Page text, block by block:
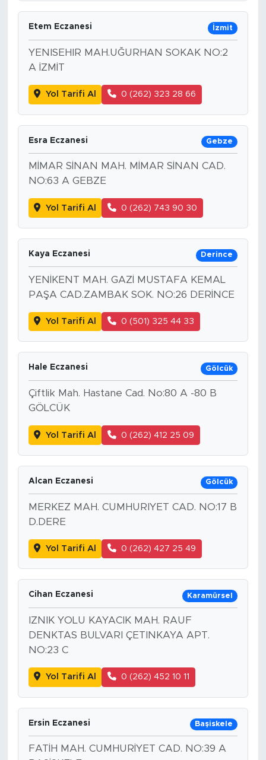
Etem Eczanesi İzmit
YENISEHIR MAH.UĞURHAN SOKAK NO:2
A İZMİT
Yol Tarifi Al 0 (262) 323 28 66
Esra Eczanesi Gebze
MİMAR SİNAN MAH. MİMAR SİNAN CAD.
NO:63 A GEBZE
Yol Tarifi Al 0 (262) 743 90 30
Kaya Eczanesi Derince
YENİKENT MAH. GAZİ MUSTAFA KEMAL
PAŞA CAD.ZAMBAK SOK. NO:26 DERİNCE
Yol Tarifi Al 0 (501) 325 44 33
Hale Eczanesi Gölcük
Çiftlik Mah. Hastane Cad. No:80 A -80 B
GÖLCÜK
Yol Tarifi Al 0 (262) 412 25 09
Alcan Eczanesi Gölcük
MERKEZ MAH. CUMHURIYET CAD. NO:17 B
D.DERE
Yol Tarifi Al 0 (262) 427 25 49
Cihan Eczanesi Karamürsel
IZNIK YOLU KAYACIK MAH. RAUF
DENKTAS BULVARI ÇETINKAYA APT.
NO:23 C
Yol Tarifi Al 0 (262) 452 10 11
Ersin Eczanesi Başiskele
FATİH MAH. CUMHURİYET CAD. NO:39 A